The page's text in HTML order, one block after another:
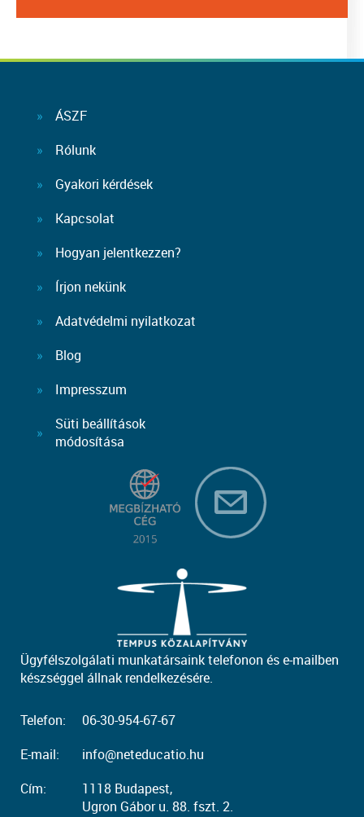
ÁSZF
Rólunk
Gyakori kérdések
Kapcsolat
Hogyan jelentkezzen?
Írjon nekünk
Adatvédelmi nyilatkozat
Blog
Impresszum
Süti beállítások
módosítása
Ügyfélszolgálati munkatársaink telefonon és e-mailben
készséggel állnak rendelkezésére.
Telefon:
06-30-954-67-67
E-mail:
info@neteducatio.hu
Cím:
1118 Budapest,
Ugron Gábor u. 88. fszt. 2.